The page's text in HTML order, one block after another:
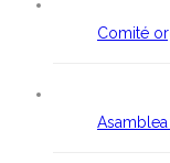
Comité